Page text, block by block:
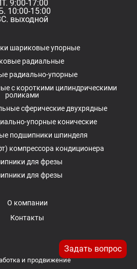
9:00-17:00
10:00-15:00
выходной
шариковые упорные
радиальные
радиально-упорные
с короткими цилиндрическими
роликами
сферические двухрядные
упорные конические
подшипники шпинделя
компрессора кондиционера
для фрезы
для фрезы
О компании
Контакты
и продвижение
Задать вопрос